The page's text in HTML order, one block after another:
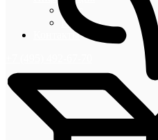
Блог
Новости
Контакты